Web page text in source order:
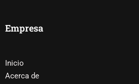
Empresa
Inicio
Acerca de